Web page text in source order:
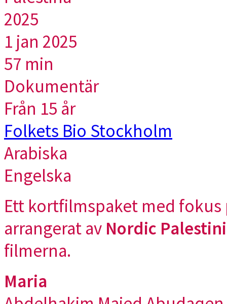
2025
1 jan 2025
57 min
Dokumentär
Från 15 år
Folkets Bio Stockholm
Arabiska
Engelska
Ett kortfilmspaket med fokus
arrangerat av Nordic
filmerna.
Maria